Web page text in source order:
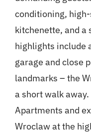
conditioning,
kitchenette, and a
highlights include
garage and close
landmarks – the
a short walk
Apartments and
Wroclaw at the